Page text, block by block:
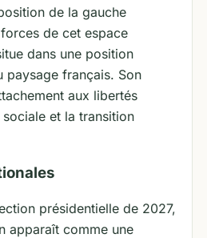
de la gauche
de cet espace
dans une position
paysage français. Son
aux libertés
et la transition
présidentielle de 2027,
apparaît comme une